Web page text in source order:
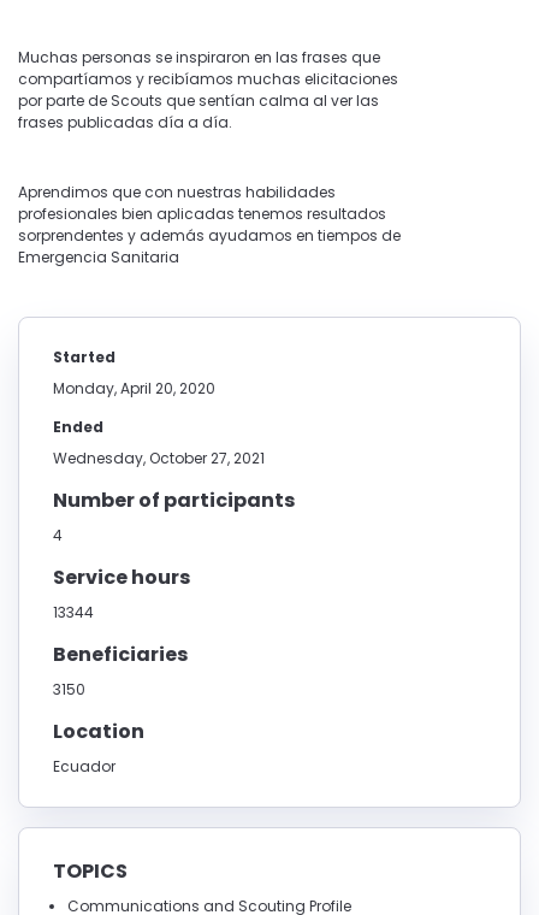
Muchas personas se inspiraron en las frases que
compartíamos y recibíamos muchas elicitaciones
por parte de Scouts que sentían calma al ver las
frases publicadas día a día.
Aprendimos que con nuestras habilidades
profesionales bien aplicadas tenemos resultados
sorprendentes y además ayudamos en tiempos de
Emergencia Sanitaria
Started
Monday, April 20, 2020
Ended
Wednesday, October 27, 2021
Number of participants
4
Service hours
13344
Beneficiaries
3150
Location
Ecuador
TOPICS
Communications and Scouting Profile